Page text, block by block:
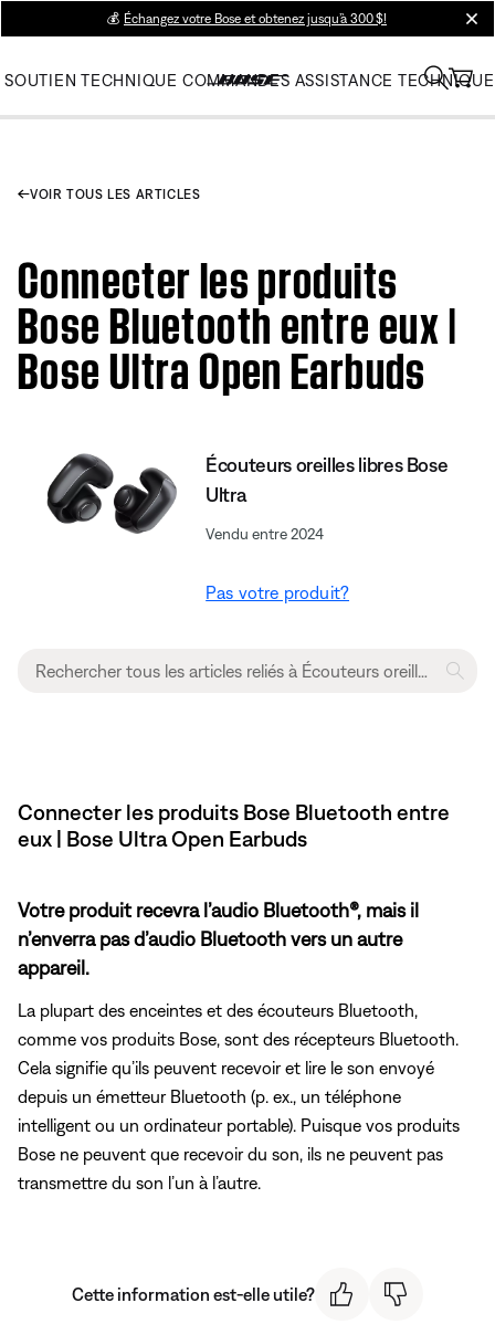
💰 Échangez votre Bose et obtenez jusqu’à 300 $!
SOUTIEN TECHNIQUE COMMANDES ASSISTANCE TECHNIQUE
VOIR TOUS LES ARTICLES
Connecter les produits
Bose Bluetooth entre eux |
Bose Ultra Open Earbuds
Écouteurs oreilles libres Bose
Ultra
Vendu entre 2024
Pas votre produit?
Connecter les produits Bose Bluetooth entre
eux | Bose Ultra Open Earbuds
Votre produit recevra l’audio Bluetooth®, mais il
n’enverra pas d’audio Bluetooth vers un autre
appareil.
La plupart des enceintes et des écouteurs Bluetooth,
comme vos produits Bose, sont des récepteurs Bluetooth.
Cela signifie qu’ils peuvent recevoir et lire le son envoyé
depuis un émetteur Bluetooth (p. ex., un téléphone
intelligent ou un ordinateur portable). Puisque vos produits
Bose ne peuvent que recevoir du son, ils ne peuvent pas
transmettre du son l’un à l’autre.
Cette information est-elle utile?